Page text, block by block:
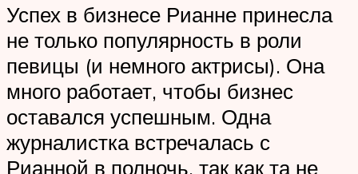
Успех в бизнесе Рианне принесла
не только популярность в роли
певицы (и немного актрисы). Она
много работает, чтобы бизнес
оставался успешным. Одна
журналистка встречалась с
Рианной в полночь, так как та не